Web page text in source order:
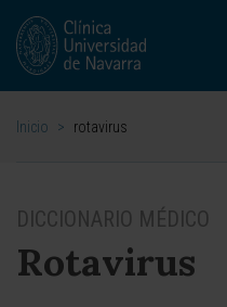
Inicio > rotavirus
DICCIONARIO MÉDICO
Rotavirus